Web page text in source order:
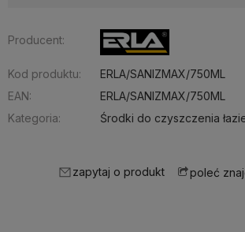
Producent:
Kod produktu:
ERLA/SANIZMAX/750ML
EAN:
ERLA/SANIZMAX/750ML
Kategoria:
Środki do czyszczenia
zapytaj o produkt poleć